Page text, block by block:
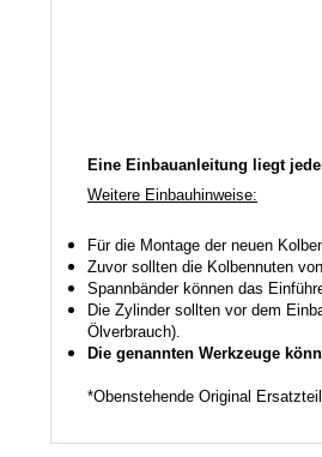
91522
E-Mail:
Tel.:
Eine Einbauanleitung liegt
Weitere Einbauhinweise:
Für die Montage der neuen
Zuvor sollten die Kolbennuten
Spannbänder können das
Die Zylinder sollten vor dem
Ölverbrauch).
Die genannten Werkzeuge
*Obenstehende Original